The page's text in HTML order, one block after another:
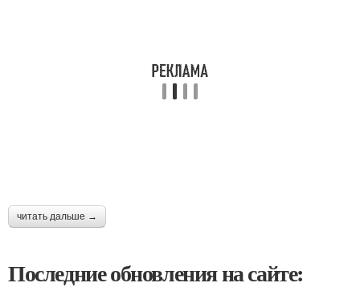
читать дальше →
Последние обновления на сайте: